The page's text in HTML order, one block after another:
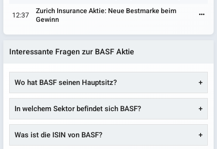
12:37
Zurich Insurance Aktie: Neue Bestmarke beim
Gewinn
Interessante Fragen zur BASF Aktie
Wo hat BASF seinen Hauptsitz?
In welchem Sektor befindet sich BASF?
Was ist die ISIN von BASF?